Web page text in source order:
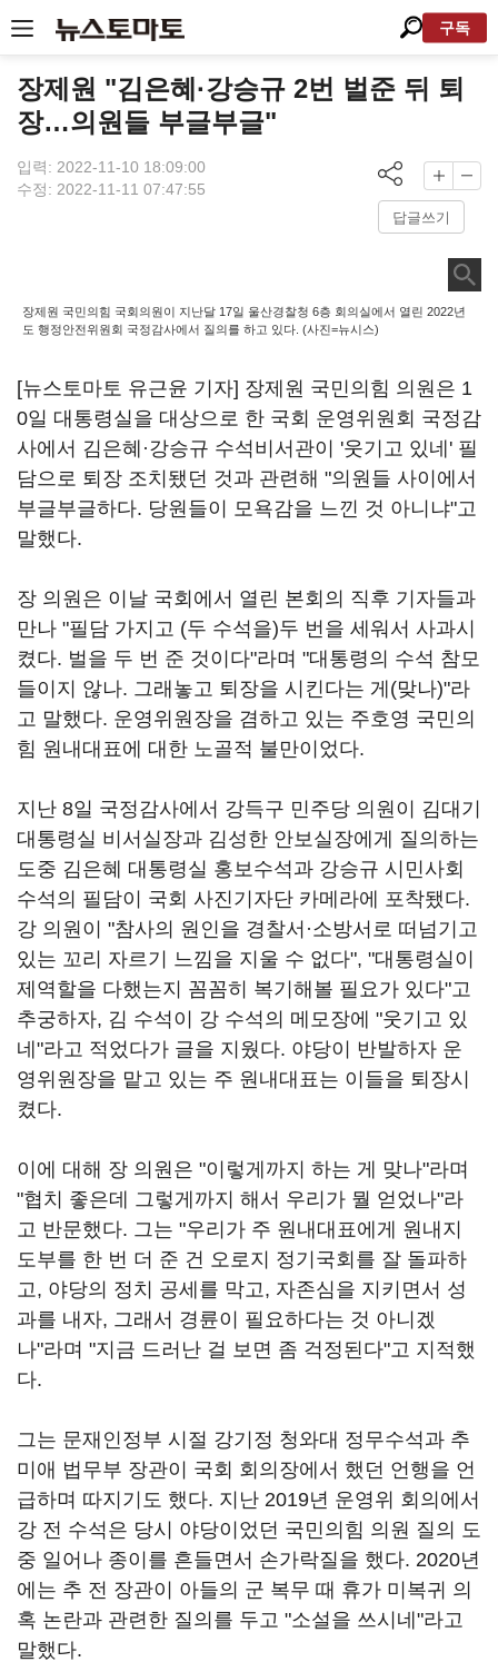
구독
장제원 "김은혜·강승규 2번 벌준 뒤 퇴
장…의원들 부글부글"
입력: 2022-11-10 18:09:00
수정: 2022-11-11 07:47:55
답글쓰기
장제원 국민의힘 국회의원이 지난달 17일 울산경찰청 6층 회의실에서 열린 2022년
도 행정안전위원회 국정감사에서 질의를 하고 있다. (사진=뉴시스)
[뉴스토마토 유근윤 기자] 장제원 국민의힘 의원은 1
0일 대통령실을 대상으로 한 국회 운영위원회 국정감
사에서 김은혜·강승규 수석비서관이 '웃기고 있네' 필
담으로 퇴장 조치됐던 것과 관련해 "의원들 사이에서
부글부글하다. 당원들이 모욕감을 느낀 것 아니냐"고
말했다.
장 의원은 이날 국회에서 열린 본회의 직후 기자들과
만나 "필담 가지고 (두 수석을)두 번을 세워서 사과시
켰다. 벌을 두 번 준 것이다"라며 "대통령의 수석 참모
들이지 않나. 그래놓고 퇴장을 시킨다는 게(맞나)"라
고 말했다. 운영위원장을 겸하고 있는 주호영 국민의
힘 원내대표에 대한 노골적 불만이었다.
지난 8일 국정감사에서 강득구 민주당 의원이 김대기
대통령실 비서실장과 김성한 안보실장에게 질의하는
도중 김은혜 대통령실 홍보수석과 강승규 시민사회
수석의 필담이 국회 사진기자단 카메라에 포착됐다.
강 의원이 "참사의 원인을 경찰서·소방서로 떠넘기고
있는 꼬리 자르기 느낌을 지울 수 없다", "대통령실이
제역할을 다했는지 꼼꼼히 복기해볼 필요가 있다"고
추궁하자, 김 수석이 강 수석의 메모장에 "웃기고 있
네"라고 적었다가 글을 지웠다. 야당이 반발하자 운
영위원장을 맡고 있는 주 원내대표는 이들을 퇴장시
켰다.
이에 대해 장 의원은 "이렇게까지 하는 게 맞나"라며
"협치 좋은데 그렇게까지 해서 우리가 뭘 얻었나"라
고 반문했다. 그는 "우리가 주 원내대표에게 원내지
도부를 한 번 더 준 건 오로지 정기국회를 잘 돌파하
고, 야당의 정치 공세를 막고, 자존심을 지키면서 성
과를 내자, 그래서 경륜이 필요하다는 것 아니겠
나"라며 "지금 드러난 걸 보면 좀 걱정된다"고 지적했
다.
그는 문재인정부 시절 강기정 청와대 정무수석과 추
미애 법무부 장관이 국회 회의장에서 했던 언행을 언
급하며 따지기도 했다. 지난 2019년 운영위 회의에서
강 전 수석은 당시 야당이었던 국민의힘 의원 질의 도
중 일어나 종이를 흔들면서 손가락질을 했다. 2020년
에는 추 전 장관이 아들의 군 복무 때 휴가 미복귀 의
혹 논란과 관련한 질의를 두고 "소설을 쓰시네"라고
말했다.